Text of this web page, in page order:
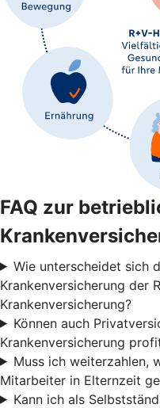
FAQ zur
Wie unterscheidet sich
Krankenversicherung der
Krankenversicherung?
Können auch
Krankenversicherung
Muss ich weiterzahlen,
Mitarbeiter in Elternzeit
Kann ich als